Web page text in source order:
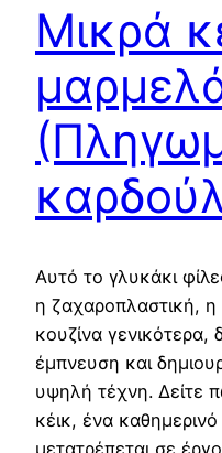
Μικρά
Αυτό το γλυκάκι
η ζαχαροπλαστική,
κουζίνα γενικότερα,
έμπνευση και
υψηλή τέχνη. Δείτε
κέικ, ένα
μετατρέπεται σε